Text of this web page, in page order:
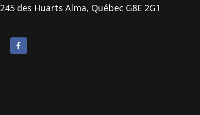
245 des Huarts Alma, Québec G8E 2G1